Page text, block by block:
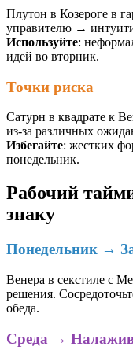
Плутон в Козероге в
управителю →
Используйте:
идей во вторник.
Точки риска
Сатурн в квадрате к
из-за различных
Избегайте: жестких
понедельник.
Рабочий
знаку
Понедельник →
Венера в секстиле с
решения.
обеда.
Среда →